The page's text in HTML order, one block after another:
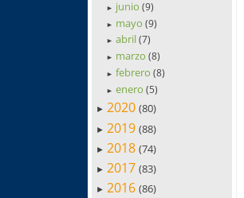
► junio(9)
► mayo(9)
► abril(7)
► marzo(8)
► febrero(8)
► enero(5)
► 2020 (80)
► 2019 (88)
► 2018 (74)
► 2017 (83)
► 2016 (86)